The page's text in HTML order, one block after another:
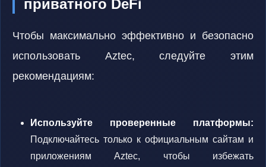
приватного DeFi
Чтобы максимально эффективно и безопасно
использовать Aztec, следуйте этим
рекомендациям:
Используйте проверенные платформы:
Подключайтесь только к официальным сайтам и
приложениям Aztec, чтобы избежать